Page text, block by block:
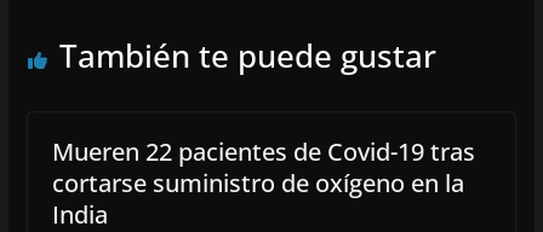
También te puede gustar
Mueren 22 pacientes de Covid-19 tras
cortarse suministro de oxígeno en la
India